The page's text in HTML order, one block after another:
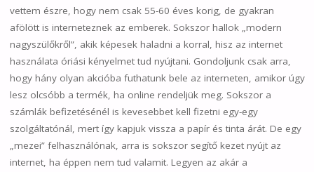
vettem észre, hogy nem csak 55-60 éves korig, de gyakran
afölött is interneteznek az emberek. Sokszor hallok „modern
nagyszülőkről”, akik képesek haladni a korral, hisz az internet
használata óriási kényelmet tud nyújtani. Gondoljunk csak arra,
hogy hány olyan akcióba futhatunk bele az interneten, amikor úgy
lesz olcsóbb a termék, ha online rendeljük meg. Sokszor a
számlák befizetésénél is kevesebbet kell fizetni egy-egy
szolgáltatónál, mert így kapjuk vissza a papír és tinta árát. De egy
„mezei” felhasználónak, arra is sokszor segítő kezet nyújt az
internet, ha éppen nem tud valamit. Legyen az akár a